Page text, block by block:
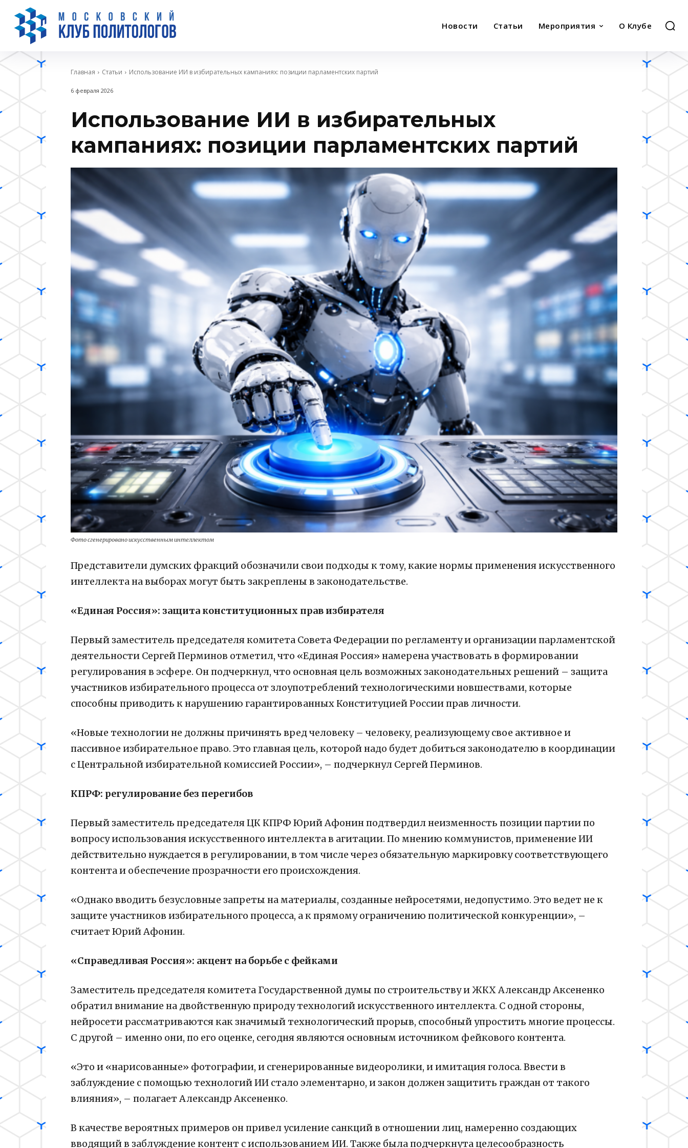
Новости Статьи Мероприятия О Клубе
Главная Статьи Использование ИИ в избирательных кампаниях: позиции парламентских партий
6 февраля 2026
Использование ИИ в избирательных
кампаниях: позиции парламентских партий
Фото сгенерировано искусственным интеллектом
Представители думских фракций обозначили свои подходы к тому, какие нормы применения искусственного
интеллекта на выборах могут быть закреплены в законодательстве.
«Единая Россия»: защита конституционных прав избирателя
Первый заместитель председателя комитета Совета Федерации по регламенту и организации парламентской
деятельности Сергей Перминов отметил, что «Единая Россия» намерена участвовать в формировании
регулирования в эсфере. Он подчеркнул, что основная цель возможных законодательных решений – защита
участников избирательного процесса от злоупотреблений технологическими новшествами, которые
способны приводить к нарушению гарантированных Конституцией России прав личности.
«Новые технологии не должны причинять вред человеку – человеку, реализующему свое активное и
пассивное избирательное право. Это главная цель, которой надо будет добиться законодателю в координации
с Центральной избирательной комиссией России», – подчеркнул Сергей Перминов.
КПРФ: регулирование без перегибов
Первый заместитель председателя ЦК КПРФ Юрий Афонин подтвердил неизменность позиции партии по
вопросу использования искусственного интеллекта в агитации. По мнению коммунистов, применение ИИ
действительно нуждается в регулировании, в том числе через обязательную маркировку соответствующего
контента и обеспечение прозрачности его происхождения.
«Однако вводить безусловные запреты на материалы, созданные нейросетями, недопустимо. Это ведет не к
защите участников избирательного процесса, а к прямому ограничению политической конкуренции», –
считает Юрий Афонин.
«Справедливая Россия»: акцент на борьбе с фейками
Заместитель председателя комитета Государственной думы по строительству и ЖКХ Александр Аксененко
обратил внимание на двойственную природу технологий искусственного интеллекта. С одной стороны,
нейросети рассматриваются как значимый технологический прорыв, способный упростить многие процессы.
С другой – именно они, по его оценке, сегодня являются основным источником фейкового контента.
«Это и «нарисованные» фотографии, и сгенерированные видеоролики, и имитация голоса. Ввести в
заблуждение с помощью технологий ИИ стало элементарно, и закон должен защитить граждан от такого
влияния», – полагает Александр Аксененко.
В качестве вероятных примеров он привел усиление санкций в отношении лиц, намеренно создающих
вводящий в заблуждение контент с использованием ИИ. Также была подчеркнута целесообразность